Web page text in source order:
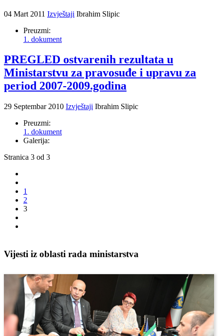
04 Mart 2011 Izvještaji Ibrahim Slipic
Preuzmi:
1. dokument
PREGLED ostvarenih rezultata u
Ministarstvu za pravosuđe i upravu za
period 2007-2009.godina
29 Septembar 2010 Izvještaji Ibrahim Slipic
Preuzmi:
1. dokument
Galerija:
Stranica 3 od 3
1
2
3
Vijesti iz oblasti rada ministarstva